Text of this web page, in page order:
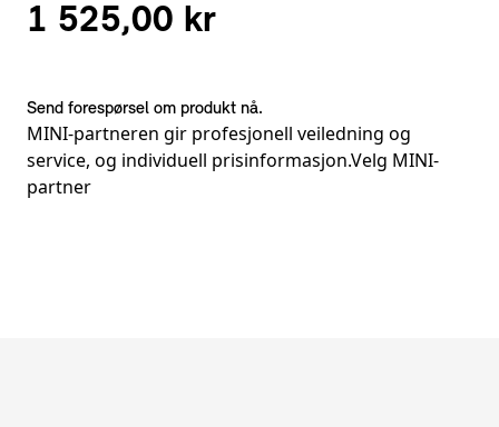
1 525,00 kr
Send forespørsel om produkt nå.
MINI-partneren gir profesjonell veiledning og
service, og individuell prisinformasjon.Velg MINI-
partner